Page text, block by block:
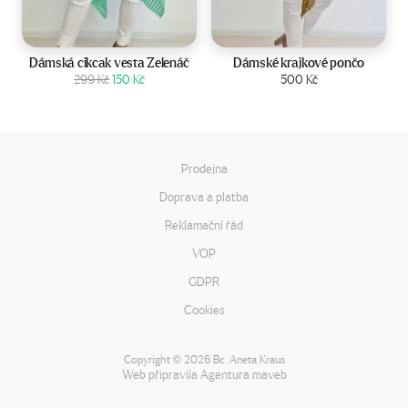
Velikost: UNI
Dámská cikcak vesta Zelenáč
299KčPůvodní
150 KčAktuální
Zobrazit produkt
Velikost:UNI
Dámské krajkové pončo
500 Kč
Zobrazit produkt
Prodejna
Doprava a platba
Reklamační řád
VOP
GDPR
Cookies
Copyright ©2026 Bc. Aneta Kraus
Web připravila Agentura maveb